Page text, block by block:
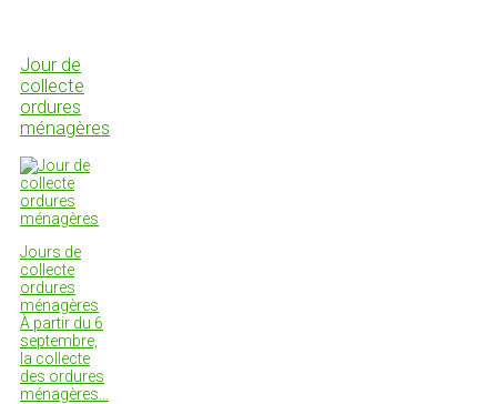
Jour de
collecte
ordures
ménagères
Jours de
collecte
ordures
ménagères
À partir du 6
septembre,
la collecte
des ordures
ménagères…